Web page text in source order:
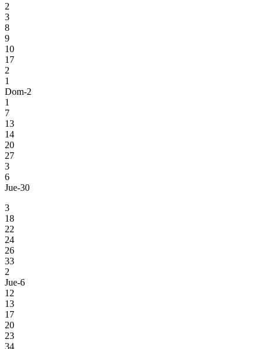
2
3
8
9
10
17
2
1
Dom-2
1
7
13
14
20
27
3
6
Jue-30
3
18
22
24
26
33
2
Jue-6
12
13
17
20
23
34